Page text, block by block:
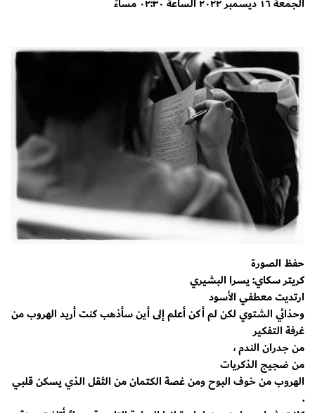
الجمعة ١٦ ديسمبر ٢٠٢٢ الساعة ٠٢:٣٠ مساءً
حفظ الصورة
كريتر سكاي: يسرا البشيري
ارتديت معطفي الأسود
وحذائي الشتوي لكن لم أكن أعلم إلى أين سأذهب كنت أريد الهروب من
غرفة التفكير
من جدران الندم ،
من ضجيج الذكريات
الهروب من خوف البوح ومن غصة الكتمان من الثقل الذي يسكن قلبي
.